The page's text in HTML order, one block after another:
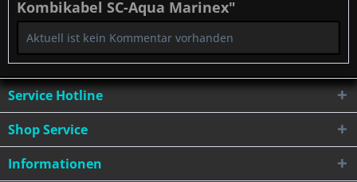
Kombikabel SC-Aqua Marinex"
Aktuell ist kein Kommentar vorhanden
Service Hotline
Shop Service
Informationen